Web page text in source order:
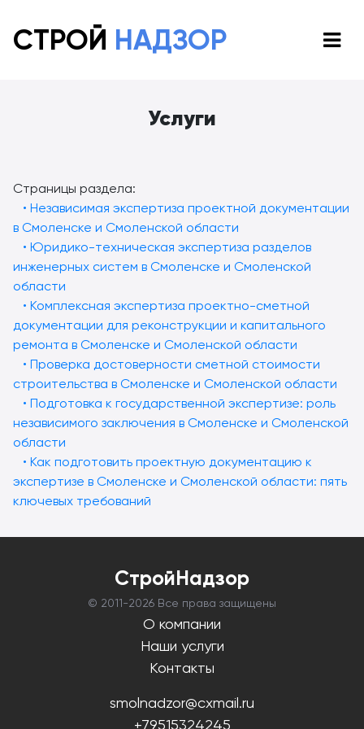
СТРОЙ НАДЗОР
Услуги
Страницы раздела:
• Независимая экспертиза проектной документации
в Смоленске и Смоленской области
• Юридико-техническая экспертиза разделов
инженерных систем в Смоленске и Смоленской
области
• Комплексная экспертиза проектно-сметной
документации для реконструкции и капитального
ремонта в Смоленске и Смоленской области
• Проверка достоверности сметной стоимости
строительства в Смоленске и Смоленской области
• Подготовка к государственной экспертизе: роль
независимого заключения в Смоленске и Смоленской
области
• Как подготовить проектную документацию к
экспертизе в Смоленске и Смоленской области: пять
ключевых требований
СтройНадзор
© 2011-2026 Все права защищены
О компании
Наши услуги
Контакты
smolnadzor@cxmail.ru
+79515324245